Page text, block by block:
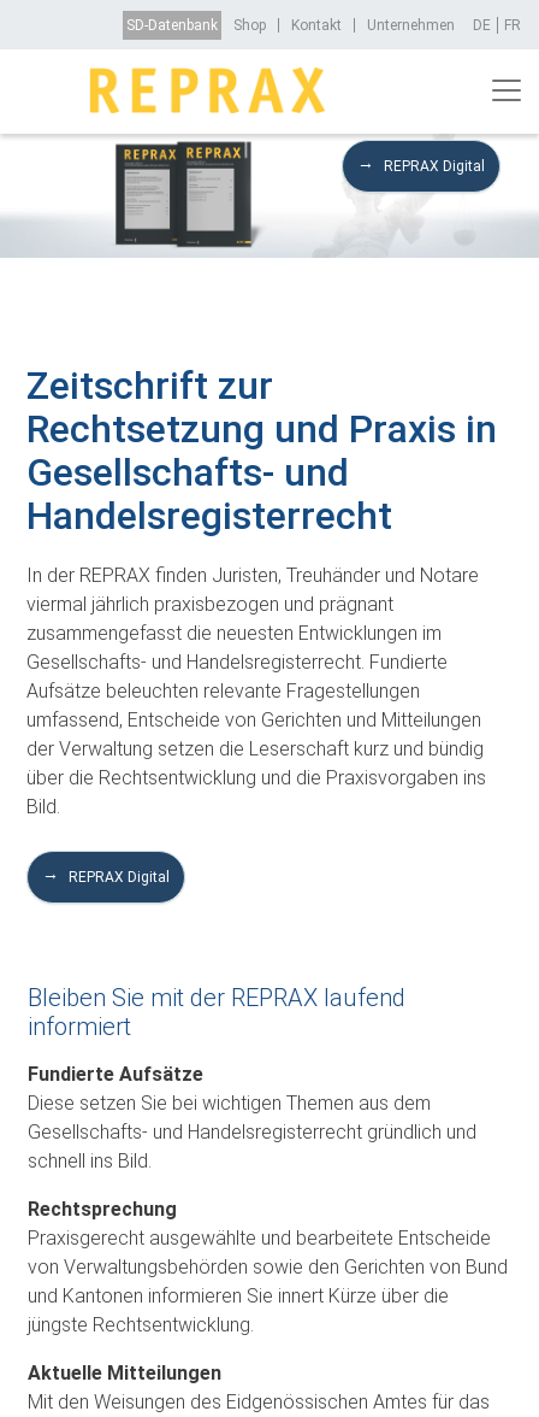
Direkt zum Inhalt
Top Menu
SD-Datenbank Shop Kontakt Unternehmen DE FR
REPRAX Digital
Zeitschrift zur
Rechtsetzung und Praxis in
Gesellschafts- und
Handelsregisterrecht
In der REPRAX finden Juristen, Treuhänder und Notare
viermal jährlich praxisbezogen und prägnant
zusammengefasst die neuesten Entwicklungen im
Gesellschafts- und Handelsregisterrecht. Fundierte
Aufsätze beleuchten relevante Fragestellungen
umfassend, Entscheide von Gerichten und Mitteilungen
der Verwaltung setzen die Leserschaft kurz und bündig
über die Rechtsentwicklung und die Praxisvorgaben ins
Bild.
REPRAX Digital
Bleiben Sie mit der REPRAX laufend
informiert
Fundierte Aufsätze
Diese setzen Sie bei wichtigen Themen aus dem
Gesellschafts- und Handelsregisterrecht gründlich und
schnell ins Bild.
Rechtsprechung
Praxisgerecht ausgewählte und bearbeitete Entscheide
von Verwaltungsbehörden sowie den Gerichten von Bund
und Kantonen informieren Sie innert Kürze über die
jüngste Rechtsentwicklung.
Aktuelle Mitteilungen
Mit den Weisungen des Eidgenössischen Amtes für das